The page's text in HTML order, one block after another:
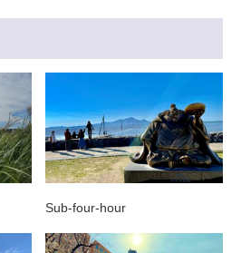
Sub-four-hour